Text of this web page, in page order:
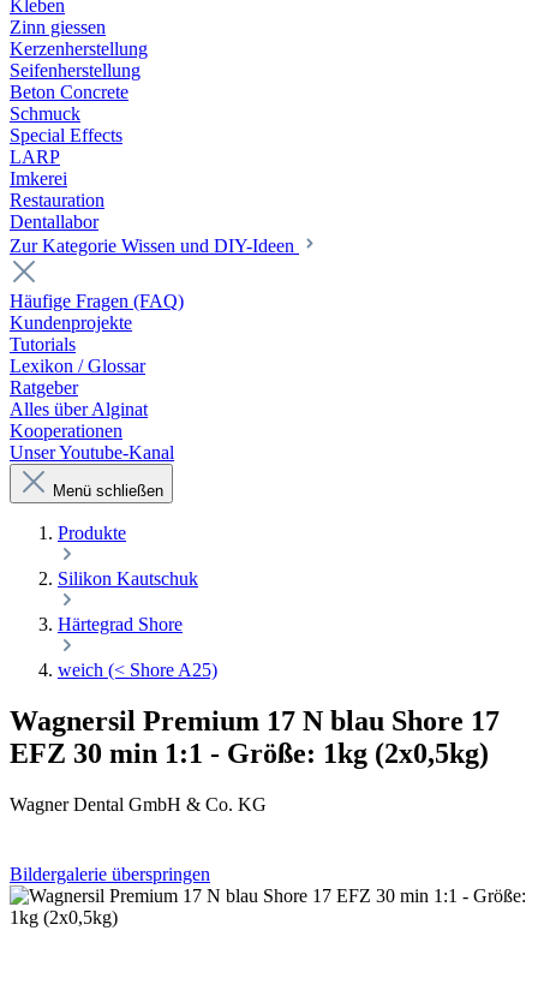
Kleben
Zinn giessen
Kerzenherstellung
Seifenherstellung
Beton Concrete
Schmuck
Special Effects
LARP
Imkerei
Restauration
Dentallabor
Zur Kategorie Wissen und DIY-Ideen
Häufige Fragen (FAQ)
Kundenprojekte
Tutorials
Lexikon / Glossar
Ratgeber
Alles über Alginat
Kooperationen
Unser Youtube-Kanal
Menü schließen
Produkte
Silikon Kautschuk
Härtegrad Shore
weich (< Shore A25)
Wagnersil Premium 17 N blau Shore 17
EFZ 30 min 1:1 - Größe: 1kg (2x0,5kg)
Wagner Dental GmbH & Co. KG
Bildergalerie überspringen